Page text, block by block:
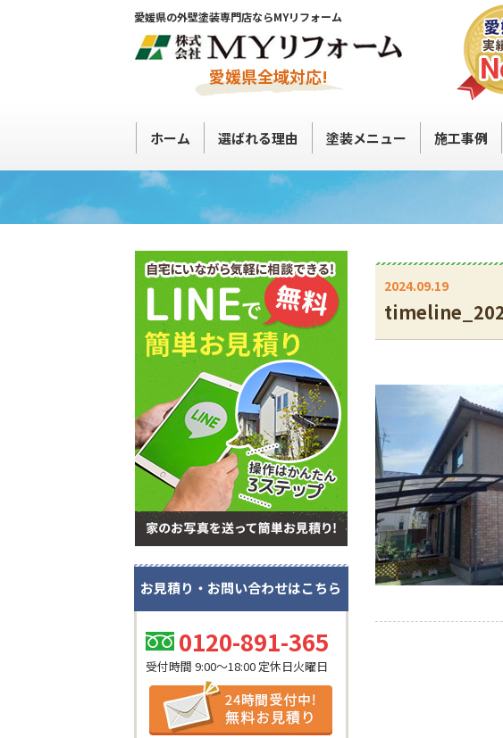
愛媛県の外壁塗装専門店ならMYリフォーム
愛媛県全域対応!
ホーム 選ばれる理由 塗装メニュー 施工事例
2024.09.19
お見積り・お問い合わせはこちら
0120-891-365
受付時間 9:00～18:00 定休日火曜日